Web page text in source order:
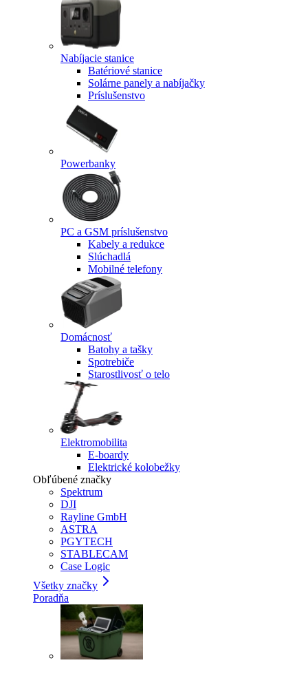
Nabíjacie stanice
Batériové stanice
Solárne panely a nabíjačky
Príslušenstvo
Powerbanky
PC a GSM príslušenstvo
Kabely a redukce
Slúchadlá
Mobilné telefony
Domácnosť
Batohy a tašky
Spotrebiče
Starostlivosť o telo
Elektromobilita
E-boardy
Elektrické kolobežky
Obľúbené značky
Spektrum
DJI
Rayline GmbH
ASTRA
PGYTECH
STABLECAM
Case Logic
Všetky značky
Poradňa